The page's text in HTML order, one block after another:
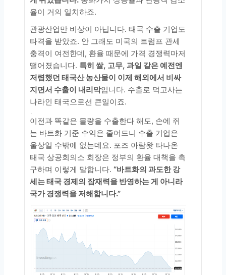
율이 거의 일치하죠.
관광산업만 비상이 아닙니다. 태국 수출 기업도
타격을 받았죠. 안 그래도 미국의 트럼프 관세
충격이 여전한데, 환율 때문에 가격 경쟁력마저
떨어졌습니다. 특히 쌀, 고무, 과일 같은 예전엔
저렴했던 태국산 농산물이 이제 해외에서 비싸
지면서 수출이 내리막입니다. 수출로 먹고사는
나라인 태국으로선 큰일이죠.
이전과 똑같은 물량을 수출한다 해도, 손에 쥐
는 바트화 기준 수익은 줄어드니 수출 기업은
울상일 수밖에 없는데요. 포즈 아람왓 타나온
태국 상공회의소 회장은 정부의 환율 대책을 촉
구하며 이렇게 말합니다. “바트화의 과도한 강
세는 태국 경제의 잠재력을 반영하는 게 아니라
국가 경쟁력을 저해합니다.”